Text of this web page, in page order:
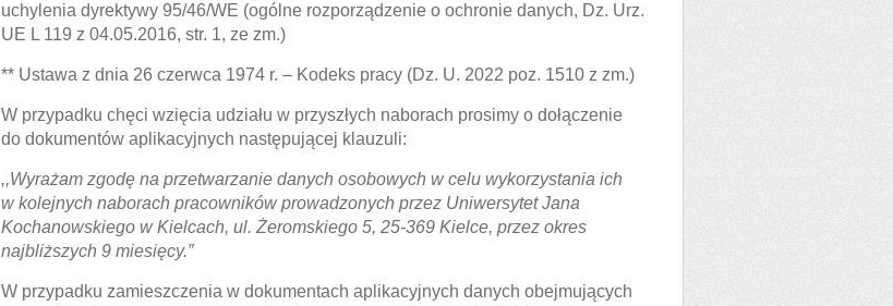
uchylenia dyrektywy 95/46/WE (ogólne rozporządzenie o ochronie danych, Dz. Urz.
UE L 119 z 04.05.2016, str. 1, ze zm.)
** Ustawa z dnia 26 czerwca 1974 r. – Kodeks pracy (Dz. U. 2022 poz. 1510 z zm.)
W przypadku chęci wzięcia udziału w przyszłych naborach prosimy o dołączenie
do dokumentów aplikacyjnych następującej klauzuli:
,,Wyrażam zgodę na przetwarzanie danych osobowych w celu wykorzystania ich
w kolejnych naborach pracowników prowadzonych przez Uniwersytet Jana
Kochanowskiego w Kielcach, ul. Żeromskiego 5, 25-369 Kielce, przez okres
najbliższych 9 miesięcy.”
W przypadku zamieszczenia w dokumentach aplikacyjnych danych obejmujących